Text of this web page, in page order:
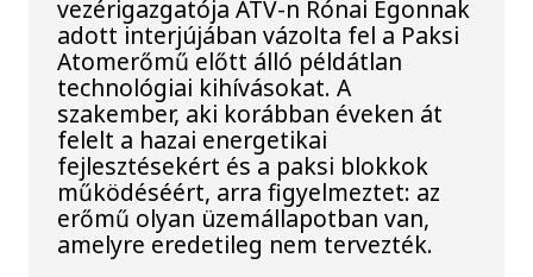
vezérigazgatója ATV-n Rónai Egonnak
adott interjújában vázolta fel a Paksi
Atomerőmű előtt álló példátlan
technológiai kihívásokat. A
szakember, aki korábban éveken át
felelt a hazai energetikai
fejlesztésekért és a paksi blokkok
működéséért, arra figyelmeztet: az
erőmű olyan üzemállapotban van,
amelyre eredetileg nem tervezték.